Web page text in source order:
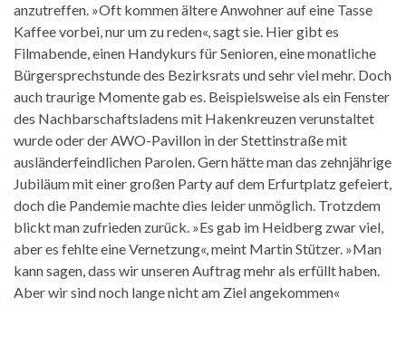
anzutreffen. »Oft kommen ältere Anwohner auf eine Tasse
Kaffee vorbei, nur um zu reden«, sagt sie. Hier gibt es
Filmabende, einen Handykurs für Senioren, eine monatliche
Bürgersprechstunde des Bezirksrats und sehr viel mehr. Doch
auch traurige Momente gab es. Beispielsweise als ein Fenster
des Nachbarschaftsladens mit Hakenkreuzen verunstaltet
wurde oder der AWO-Pavillon in der Stettinstraße mit
ausländerfeindlichen Parolen. Gern hätte man das zehnjährige
Jubiläum mit einer großen Party auf dem Erfurtplatz gefeiert,
doch die Pandemie machte dies leider unmöglich. Trotzdem
blickt man zufrieden zurück. »Es gab im Heidberg zwar viel,
aber es fehlte eine Vernetzung«, meint Martin Stützer. »Man
kann sagen, dass wir unseren Auftrag mehr als erfüllt haben.
Aber wir sind noch lange nicht am Ziel angekommen«